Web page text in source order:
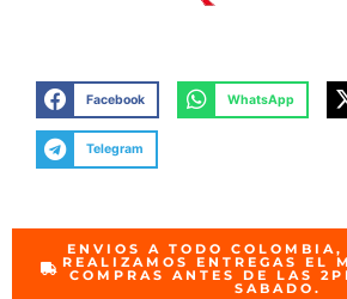
Facebook WhatsApp
Telegram
ENVIOS A TODO COLOMBIA,
REALIZAMOS ENTREGAS EL
COMPRAS ANTES DE LAS
SABADO.